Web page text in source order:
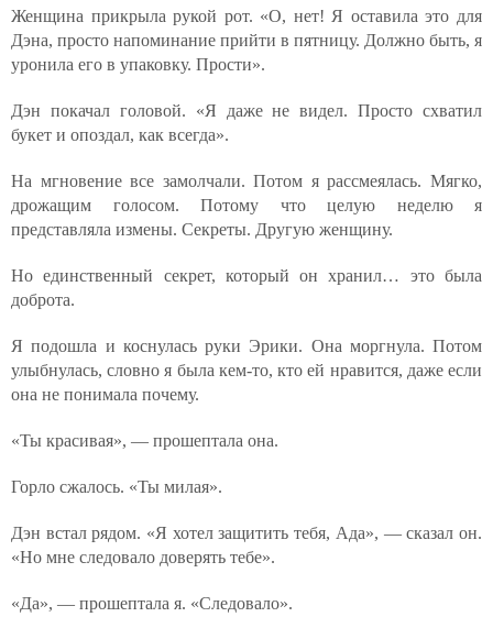
Женщина прикрыла рукой рот. «О, нет! Я оставила это для
Дэна, просто напоминание прийти в пятницу. Должно быть, я
уронила его в упаковку. Прости».
Дэн покачал головой. «Я даже не видел. Просто схватил
букет и опоздал, как всегда».
На мгновение все замолчали. Потом я рассмеялась. Мягко,
дрожащим голосом. Потому что целую неделю я
представляла измены. Секреты. Другую женщину.
Но единственный секрет, который он хранил… это была
доброта.
Я подошла и коснулась руки Эрики. Она моргнула. Потом
улыбнулась, словно я была кем-то, кто ей нравится, даже если
она не понимала почему.
«Ты красивая», — прошептала она.
Горло сжалось. «Ты милая».
Дэн встал рядом. «Я хотел защитить тебя, Ада», — сказал он.
«Но мне следовало доверять тебе».
«Да», — прошептала я. «Следовало».